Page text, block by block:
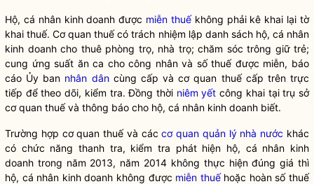
Hộ, cá nhân kinh doanh được miễn thuếkhông phải kê khai lại tờ
khai thuế. Cơ quan thuế có trách nhiệm lập danh sách hộ, cá nhân
kinh doanh cho thuê phòng trọ, nhà trọ; chăm sóc trông giữ trẻ;
cung ứng suất ăn ca cho công nhân và số thuế được miễn, báo
cáo Ủy ban nhân dâncùng cấp và cơ quan thuế cấp trên trực
tiếp để theo dõi, kiểm tra. Đồng thời niêm yết công khai tại trụ sở
cơ quan thuế và thông báo cho hộ, cá nhân kinh doanh biết.
Trường hợp cơ quan thuế và cáccơ quan quản lý nhà nước khác
có chức năng thanh tra, kiểm tra phát hiện hộ, cá nhân kinh
doanh trong năm 2013, năm 2014 không thực hiện đúng giá thì
hộ, cá nhân kinh doanh không được miễn thuếhoặc hoàn số thuế